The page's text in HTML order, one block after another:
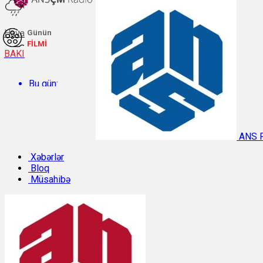
Hava
BAKI
Bu gün:
Temperatur: 29.2°C. Rütubət: 57%.
Sabah:
Günün
FİLMİ
ANS
Xəbərlər
Bloq
Müsahibə